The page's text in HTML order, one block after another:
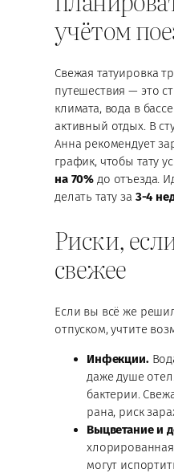
учётом
Свежая татуировка
путешествия — это
климата, вода в
активный отдых. В
Анна рекомендует
график, чтобы тату
на 70% до отъезда.
делать тату за 3-4
Риски,
свежее
Если вы всё же
отпуском, учтите
Инфекции.
даже душе
бактерии.
рана, риск
Выцветание и
могут